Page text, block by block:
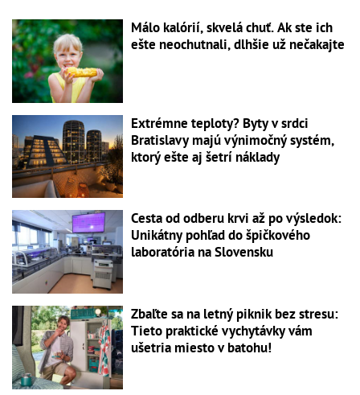
Málo kalórií, skvelá chuť. Ak ste ich
ešte neochutnali, dlhšie už nečakajte
Extrémne teploty? Byty v srdci
Bratislavy majú výnimočný systém,
ktorý ešte aj šetrí náklady
Cesta od odberu krvi až po výsledok:
Unikátny pohľad do špičkového
laboratória na Slovensku
Zbaľte sa na letný piknik bez stresu:
Tieto praktické vychytávky vám
ušetria miesto v batohu!